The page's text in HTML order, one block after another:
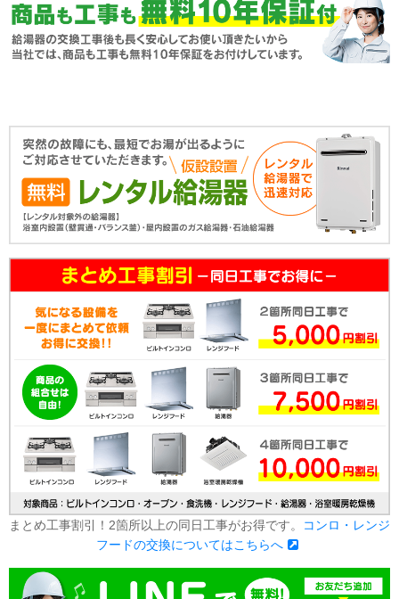
まとめ工事割引！2箇所以上の同日工事がお得です。
コンロ・レンジ
フードの交換についてはこちらへ